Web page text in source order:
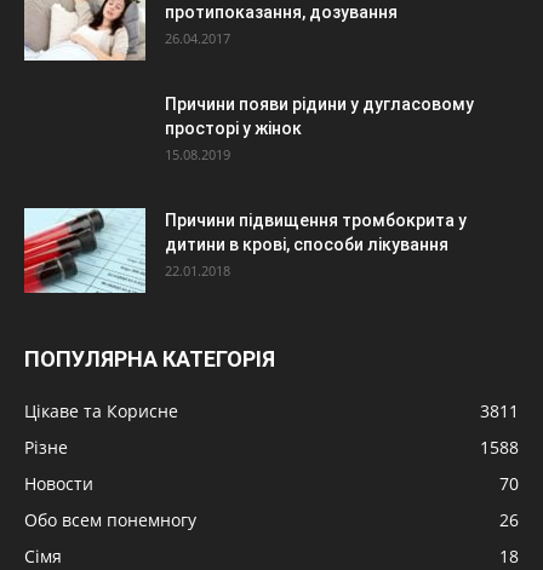
протипоказання, дозування
26.04.2017
Причини появи рідини у дугласовому
просторі у жінок
15.08.2019
Причини підвищення тромбокрита у
дитини в крові, способи лікування
22.01.2018
ПОПУЛЯРНА КАТЕГОРІЯ
Цікаве та Корисне
3811
Різне
1588
Новости
70
Обо всем понемногу
26
Сімя
18